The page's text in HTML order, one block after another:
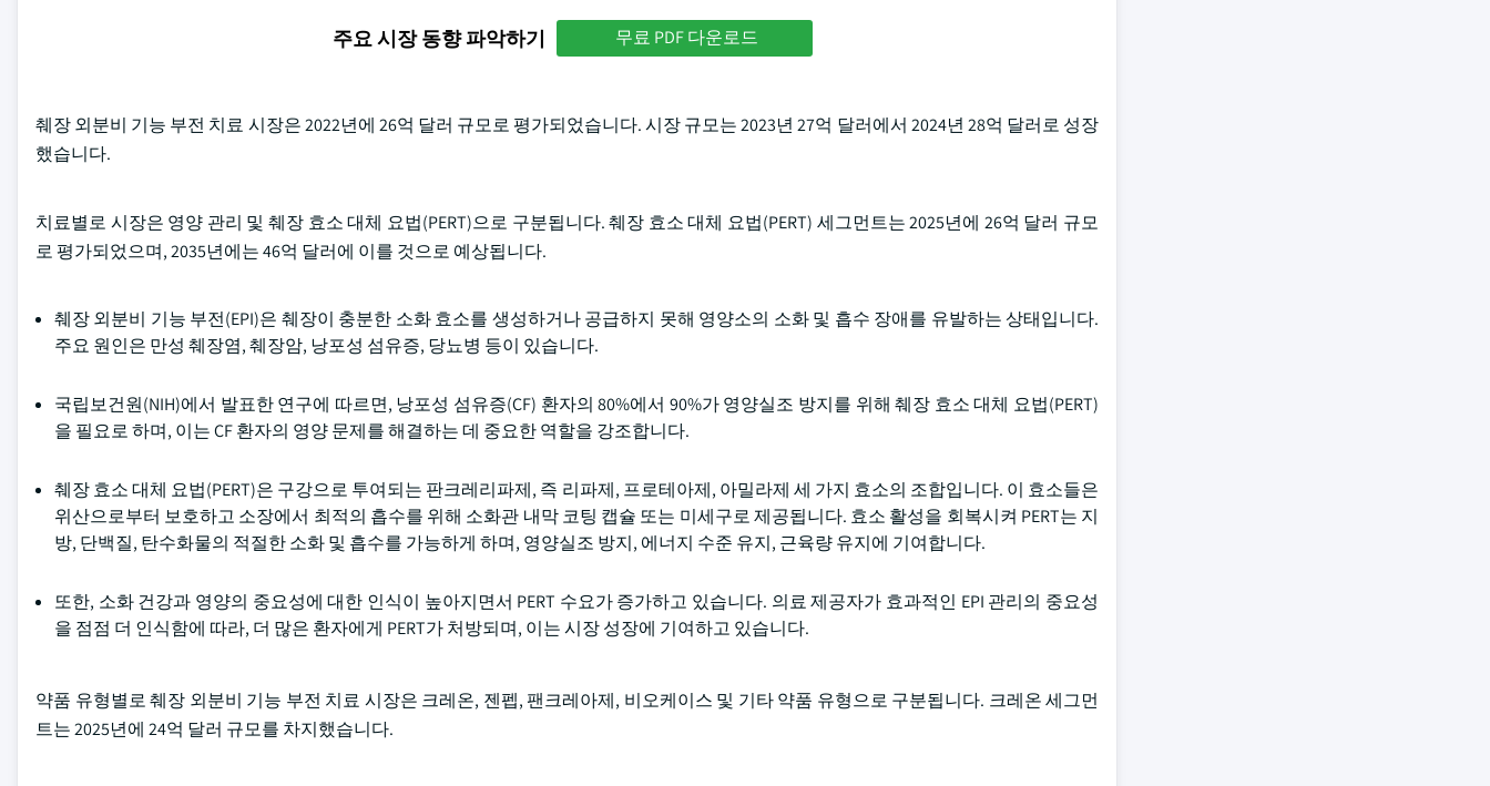
주요 시장 동향 파악하기 무료 PDF 다운로드
췌장 외분비 기능 부전 치료 시장은 2022년에 26억 달러 규모로 평가되었습니다. 시장 규모는 2023년 27억 달러에서 2024년 28억 달러로 성장
했습니다.
치료별로 시장은 영양 관리 및 췌장 효소 대체 요법(PERT)으로 구분됩니다. 췌장 효소 대체 요법(PERT) 세그먼트는 2025년에 26억 달러 규모
로 평가되었으며, 2035년에는 46억 달러에 이를 것으로 예상됩니다.
췌장 외분비 기능 부전(EPI)은 췌장이 충분한 소화 효소를 생성하거나 공급하지 못해 영양소의 소화 및 흡수 장애를 유발하는 상태입니다.
주요 원인은 만성 췌장염, 췌장암, 낭포성 섬유증, 당뇨병 등이 있습니다.
국립보건원(NIH)에서 발표한 연구에 따르면, 낭포성 섬유증(CF) 환자의 80%에서 90%가 영양실조 방지를 위해 췌장 효소 대체 요법(PERT)
을 필요로 하며, 이는 CF 환자의 영양 문제를 해결하는 데 중요한 역할을 강조합니다.
췌장 효소 대체 요법(PERT)은 구강으로 투여되는 판크레리파제, 즉 리파제, 프로테아제, 아밀라제 세 가지 효소의 조합입니다. 이 효소들은
위산으로부터 보호하고 소장에서 최적의 흡수를 위해 소화관 내막 코팅 캡슐 또는 미세구로 제공됩니다. 효소 활성을 회복시켜 PERT는 지
방, 단백질, 탄수화물의 적절한 소화 및 흡수를 가능하게 하며, 영양실조 방지, 에너지 수준 유지, 근육량 유지에 기여합니다.
또한, 소화 건강과 영양의 중요성에 대한 인식이 높아지면서 PERT 수요가 증가하고 있습니다. 의료 제공자가 효과적인 EPI 관리의 중요성
을 점점 더 인식함에 따라, 더 많은 환자에게 PERT가 처방되며, 이는 시장 성장에 기여하고 있습니다.
약품 유형별로 췌장 외분비 기능 부전 치료 시장은 크레온, 젠펩, 팬크레아제, 비오케이스 및 기타 약품 유형으로 구분됩니다. 크레온 세그먼
트는 2025년에 24억 달러 규모를 차지했습니다.